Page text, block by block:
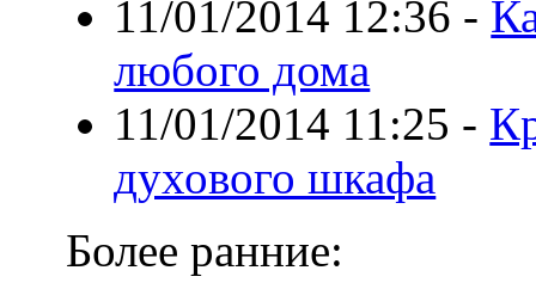
11/01/2014 12:36 -
любого дома
11/01/2014 11:25 -
духового шкафа
Более ранние: